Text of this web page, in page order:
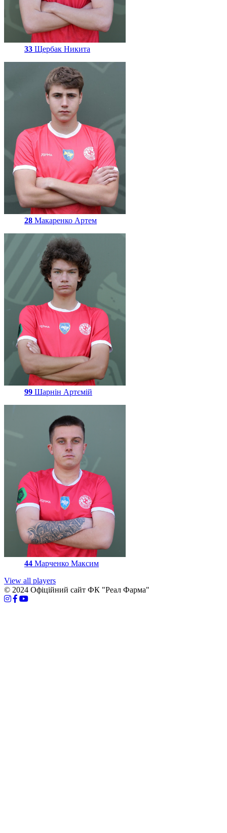
33 Щербак Никита
28 Макаренко Артем
99 Шарнін Артємій
44 Марченко Максим
View all players
© 2024 Офіційний сайт ФК "Реал Фарма"